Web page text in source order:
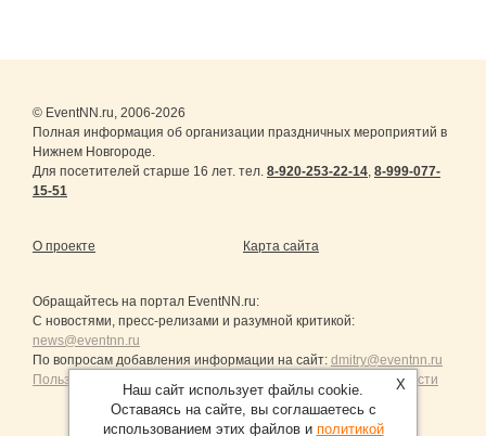
© EventNN.ru, 2006-2026
Полная информация об организации праздничных мероприятий в
Нижнем Новгороде.
Для посетителей старше 16 лет. тел. 8-920-253-22-14, 8-999-077-
15-51
О проекте Карта сайта
Обращайтесь на портал EventNN.ru:
С новостями, пресс-релизами и разумной критикой:
news@eventnn.ru
По вопросам добавления информации на сайт: dmitry@eventnn.ru
Пользовательское Соглашение и политика конфиденциальности
X
Наш сайт использует файлы cookie.
Оставаясь на сайте, вы соглашаетесь с
использованием этих файлов и политикой